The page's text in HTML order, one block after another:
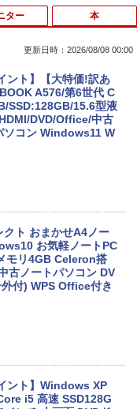
更新日時：2026/08/08 00:00
ント】【大特価!訳あ
A576/第6世代 C
SSD:128GB/15.6型液
DVD/Office/中古
ソコン Windows11 W
クト おまかせA4ノー
お気軽ノートPC
モリ4GB Celeron搭
古ノートパソコン DV
付) WPS Office付き
ント】Windows XP
i5 高速 SSD128G
ター 本